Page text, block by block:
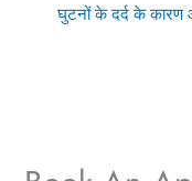
घुटनों के दर्द के